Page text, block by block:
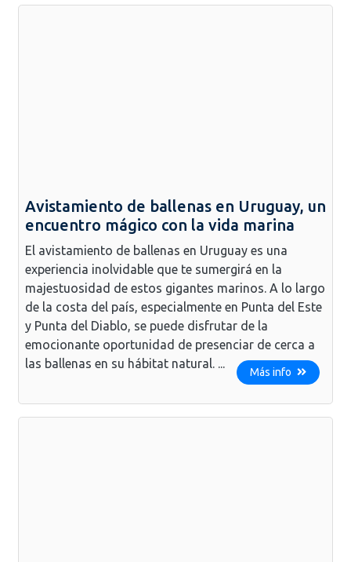
Avistamiento de ballenas en Uruguay, un
encuentro mágico con la vida marina
El avistamiento de ballenas en Uruguay es una
experiencia inolvidable que te sumergirá en la
majestuosidad de estos gigantes marinos. A lo largo
de la costa del país, especialmente en Punta del Este
y Punta del Diablo, se puede disfrutar de la
emocionante oportunidad de presenciar de cerca a
las ballenas en su hábitat natural. ...
Más info